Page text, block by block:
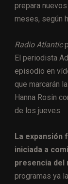
prepara
meses, según
Radio Atlantic
El periodista
episodio en
que marcarán
Hanna Rosin
de los jueves.
La expansión
iniciada a
presencia del
programas ya